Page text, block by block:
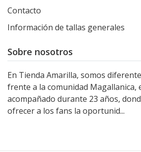
Contacto
Información de tallas generales
Sobre nosotros
En Tienda Amarilla, somos
frente a la comunidad Magallanica,
acompañado durante 23 años,
ofrecer a los fans la oportunid...